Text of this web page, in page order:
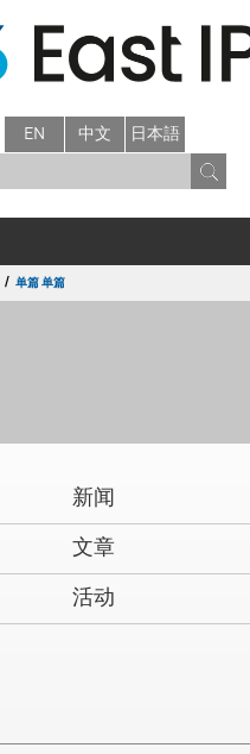
EN 中文 日本語
/ 单篇 单篇
新闻
文章
活动